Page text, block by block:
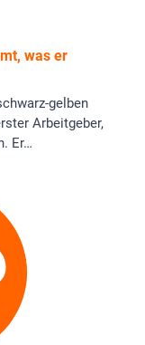
was er
gelben
Arbeitgeber,
Er…